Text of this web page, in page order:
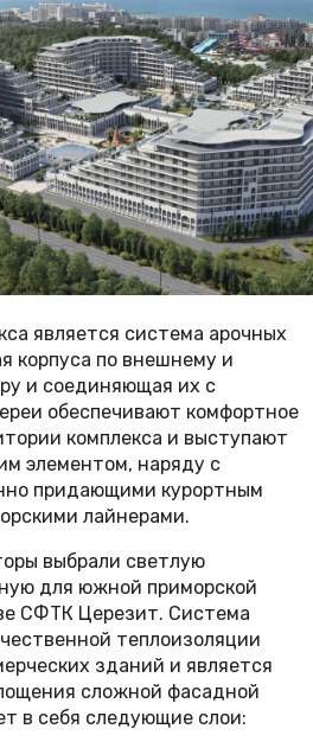
является система арочных
корпуса по внешнему и
и соединяющая их с
обеспечивают комфортное
комплекса и выступают
элементом, наряду с
придающими курортным
лайнерами.
выбрали светлую
для южной приморской
СФТК Церезит. Система
теплоизоляции
зданий и является
сложной фасадной
в себя следующие слои: